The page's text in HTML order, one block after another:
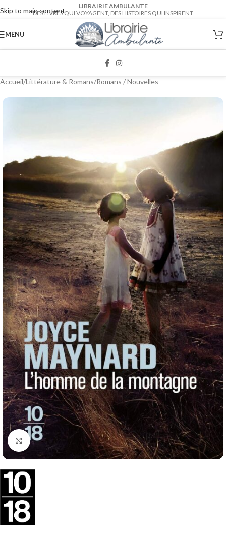
Skip to main content
LIBRAIRIE AMBULANTE
DES LIVRES QUI VOYAGENT, DES HISTOIRES QUI INSPIRENT
MENU
Accueil/Littérature & Romans/Romans / Nouvelles
Click to enlarge